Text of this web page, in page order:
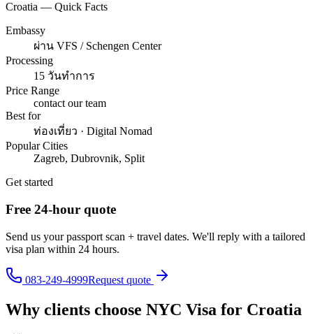
Croatia — Quick Facts
Embassy
ผ่าน VFS / Schengen Center
Processing
15 วันทำการ
Price Range
contact our team
Best for
ท่องเที่ยว · Digital Nomad
Popular Cities
Zagreb, Dubrovnik, Split
Get started
Free 24-hour quote
Send us your passport scan + travel dates. We'll reply with a tailored
visa plan within 24 hours.
083-249-4999Request quote
Why clients choose NYC Visa for Croatia